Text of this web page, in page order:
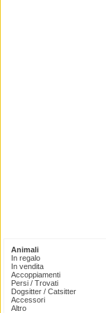
Animali
In regalo
In vendita
Accoppiamenti
Persi / Trovati
Dogsitter / Catsitter
Accessori
Altro